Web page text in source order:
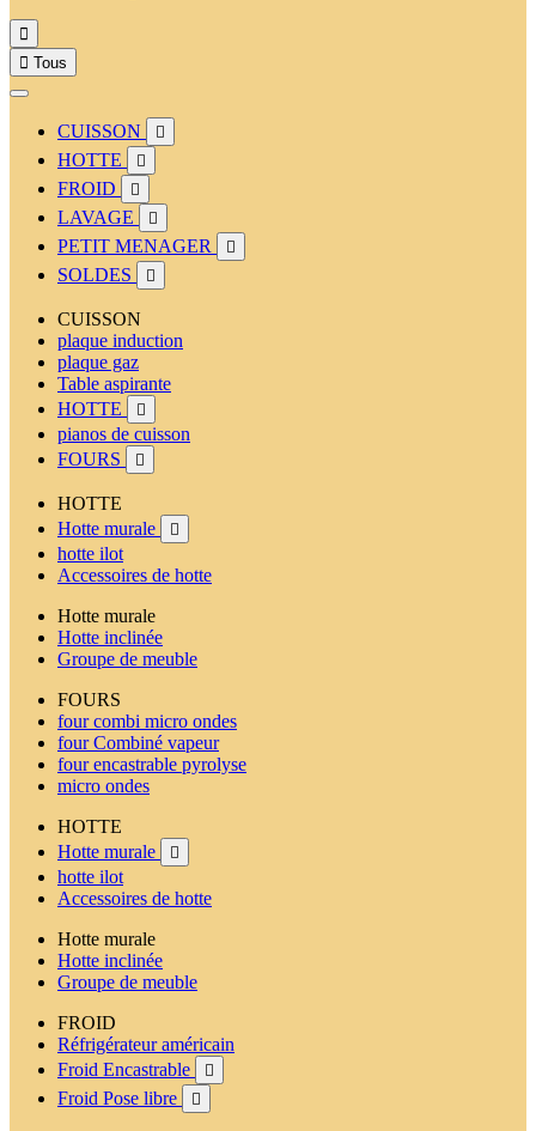

 Tous
CUISSON 
HOTTE 
FROID 
LAVAGE 
PETIT MENAGER 
SOLDES 
CUISSON
plaque induction
plaque gaz
Table aspirante
HOTTE

pianos de cuisson
FOURS

HOTTE
Hotte murale

hotte ilot
Accessoires de hotte
Hotte murale
Hotte inclinée
Groupe de meuble
FOURS
four combi micro ondes
four Combiné vapeur
four encastrable pyrolyse
micro ondes
HOTTE
Hotte murale

hotte ilot
Accessoires de hotte
Hotte murale
Hotte inclinée
Groupe de meuble
FROID
Réfrigérateur américain
Froid Encastrable

Froid Pose libre 